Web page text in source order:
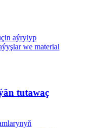
tutawaç